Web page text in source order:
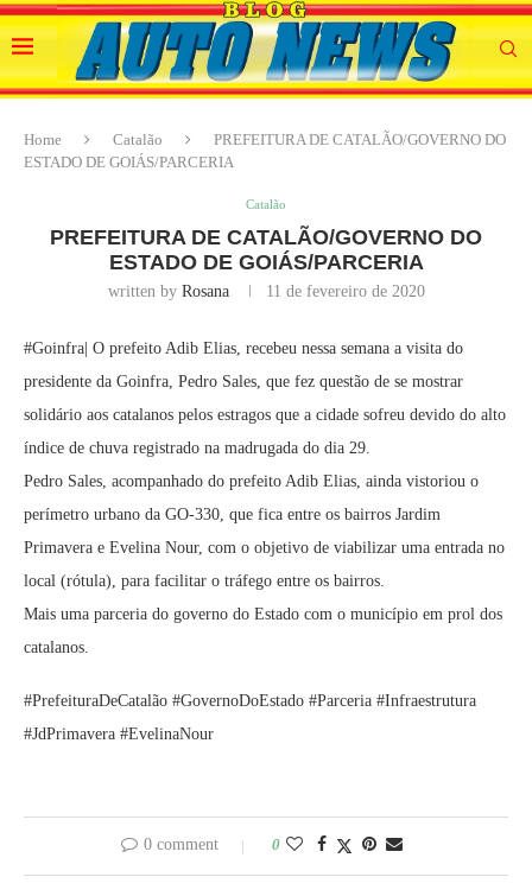
Home Catalão
PREFEITURA DE CATALÃO/GOVERNO DO
ESTADO DE GOIÁS/PARCERIA
Catalão
PREFEITURA DE CATALÃO/GOVERNO DO
ESTADO DE GOIÁS/PARCERIA
written by Rosana 11 de fevereiro de 2020
#Goinfra| O prefeito Adib Elias, recebeu nessa semana a visita do
presidente da Goinfra, Pedro Sales, que fez questão de se mostrar
solidário aos catalanos pelos estragos que a cidade sofreu devido do alto
índice de chuva registrado na madrugada do dia 29.
Pedro Sales, acompanhado do prefeito Adib Elias, ainda vistoriou o
perímetro urbano da GO-330, que fica entre os bairros Jardim
Primavera e Evelina Nour, com o objetivo de viabilizar uma entrada no
local (rótula), para facilitar o tráfego entre os bairros.
Mais uma parceria do governo do Estado com o município em prol dos
catalanos.
#PrefeituraDeCatalão #GovernoDoEstado #Parceria #Infraestrutura
#JdPrimavera #EvelinaNour
0 comment 0